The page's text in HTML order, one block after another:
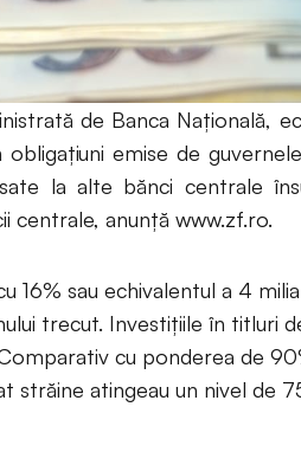
de Banca Naţională,
emise de
la alte bănci centrale
centrale, anunță www.zf.ro.
16% sau echi­valentul a 4
trecut. Investiţiile în titluri
cu ponderea de
străine atingeau un nivel de